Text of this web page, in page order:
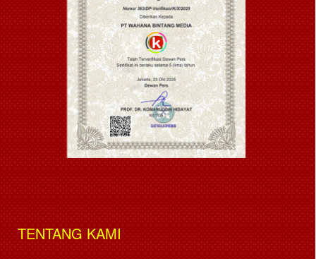
TENTANG KAMI